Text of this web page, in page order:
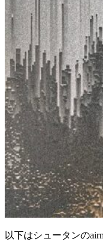
以下はシュータンの